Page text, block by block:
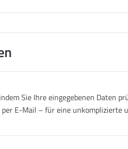
Sie Ihre eingegebenen
E-Mail – für eine unkomplizierte